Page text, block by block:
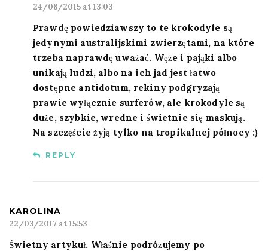
24/08/2015 at 13:03
Prawdę powiedziawszy to te krokodyle są
jedynymi australijskimi zwierzętami, na które
trzeba naprawdę uważać. Węże i pająki albo
unikają ludzi, albo na ich jad jest łatwo
dostępne antidotum, rekiny podgryzają
prawie wyłącznie surferów, ale krokodyle są
duże, szybkie, wredne i świetnie się maskują.
Na szczęście żyją tylko na tropikalnej północy :)
REPLY
KAROLINA
22/03/2017 at 15:53
Świetny artykuł. Właśnie podróżujemy po